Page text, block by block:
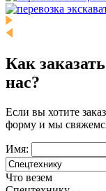
Как
нас?
Если вы хотите
форму и мы
Имя:
Что везем